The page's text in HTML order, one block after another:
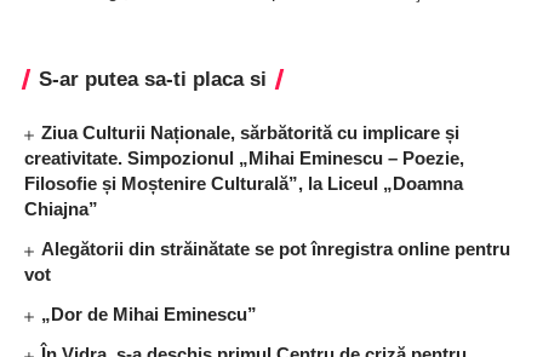
S-ar putea sa-ti placa si
Ziua Culturii Naționale, sărbătorită cu implicare și
creativitate. Simpozionul „Mihai Eminescu – Poezie,
Filosofie și Moștenire Culturală”, la Liceul „Doamna
Chiajna”
Alegătorii din străinătate se pot înregistra online pentru
vot
„Dor de Mihai Eminescu”